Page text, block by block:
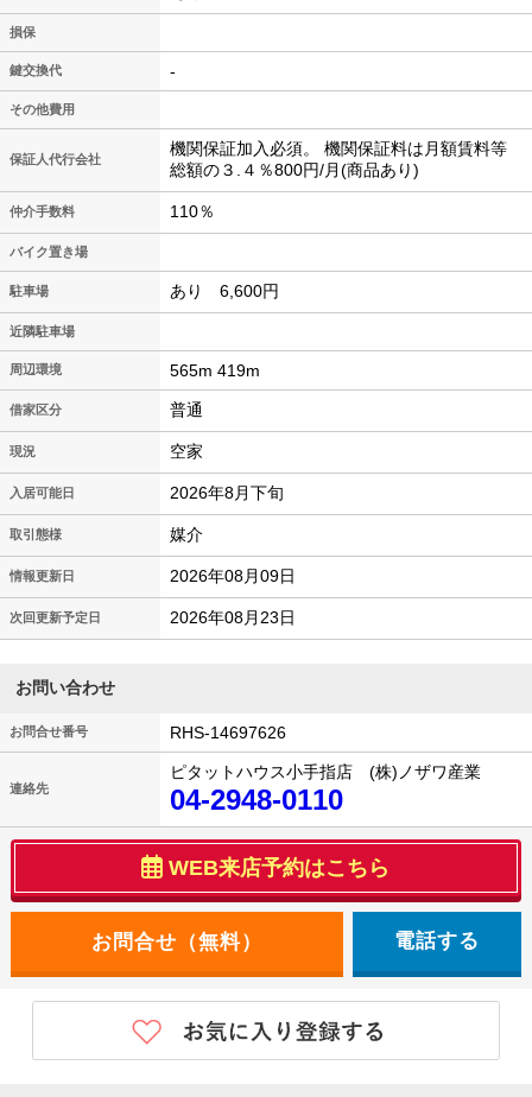
損保
鍵交換代 -
その他費用
保証人代行会社
機関保証加入必須。 機関保証料は月額賃料等
総額の３.４％800円/月(商品あり)
仲介手数料 110％
バイク置き場
駐車場 あり 6,600円
近隣駐車場
周辺環境 565m 419m
借家区分 普通
現況 空家
入居可能日 2026年8月下旬
取引態様 媒介
情報更新日 2026年08月09日
次回更新予定日 2026年08月23日
お問い合わせ
お問合せ番号 RHS-14697626
連絡先
ピタットハウス小手指店 (株)ノザワ産業
04-2948-0110
WEB来店予約はこちら
電話する